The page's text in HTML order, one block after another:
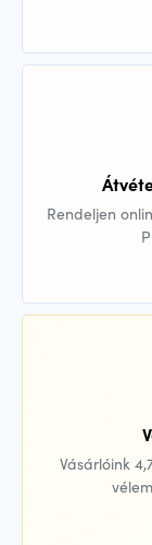
Rendeljen
Vásárlóink